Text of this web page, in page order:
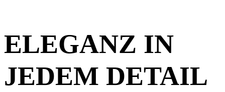
ELEGANZ IN
JEDEM DETAIL